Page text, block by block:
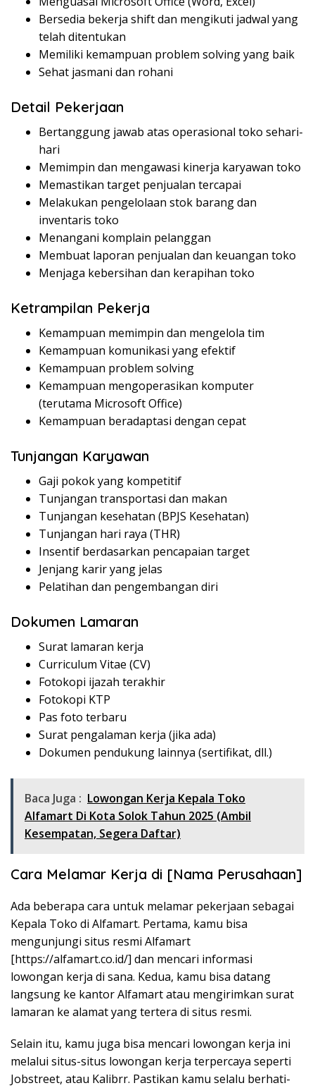
Bersedia bekerja shift dan mengikuti jadwal yang
telah ditentukan
Memiliki kemampuan problem solving yang baik
Sehat jasmani dan rohani
Detail Pekerjaan
Bertanggung jawab atas operasional toko sehari-
hari
Memimpin dan mengawasi kinerja karyawan toko
Memastikan target penjualan tercapai
Melakukan pengelolaan stok barang dan
inventaris toko
Menangani komplain pelanggan
Membuat laporan penjualan dan keuangan toko
Menjaga kebersihan dan kerapihan toko
Ketrampilan Pekerja
Kemampuan memimpin dan mengelola tim
Kemampuan komunikasi yang efektif
Kemampuan problem solving
Kemampuan mengoperasikan komputer
(terutama Microsoft Office)
Kemampuan beradaptasi dengan cepat
Tunjangan Karyawan
Gaji pokok yang kompetitif
Tunjangan transportasi dan makan
Tunjangan kesehatan (BPJS Kesehatan)
Tunjangan hari raya (THR)
Insentif berdasarkan pencapaian target
Jenjang karir yang jelas
Pelatihan dan pengembangan diri
Dokumen Lamaran
Surat lamaran kerja
Curriculum Vitae (CV)
Fotokopi ijazah terakhir
Fotokopi KTP
Pas foto terbaru
Surat pengalaman kerja (jika ada)
Dokumen pendukung lainnya (sertifikat, dll.)
Baca Juga : Lowongan Kerja Kepala Toko
Alfamart Di Kota Solok Tahun 2025 (Ambil
Kesempatan, Segera Daftar)
Cara Melamar Kerja di [Nama Perusahaan]
Ada beberapa cara untuk melamar pekerjaan sebagai
Kepala Toko di Alfamart. Pertama, kamu bisa
mengunjungi situs resmi Alfamart
[https://alfamart.co.id/] dan mencari informasi
lowongan kerja di sana. Kedua, kamu bisa datang
langsung ke kantor Alfamart atau mengirimkan surat
lamaran ke alamat yang tertera di situs resmi.
Selain itu, kamu juga bisa mencari lowongan kerja ini
melalui situs-situs lowongan kerja terpercaya seperti
Jobstreet, atau Kalibrr. Pastikan kamu selalu berhati-